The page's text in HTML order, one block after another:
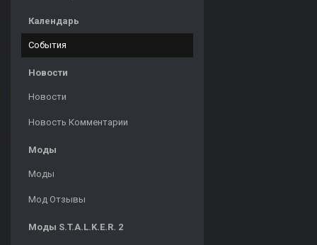
Календарь
События
Новости
Новости
Новость Комментарии
Моды
Моды
Мод Отзывы
Моды S.T.A.L.K.E.R. 2